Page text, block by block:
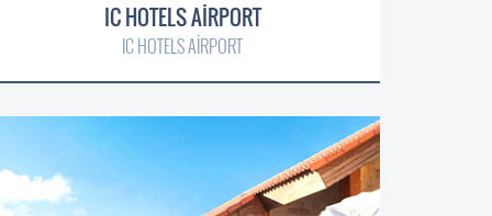
IC HOTELS AİRPORT
IC HOTELS AİRPORT